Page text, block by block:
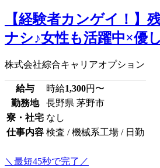
【経験者カンゲイ！】
ナシ♪女性も活躍中×優
株式会社綜合キャリアオプション
給与 時給1,300円〜
勤務地
長野県 茅野市
寮・社宅 なし
仕事内容 検査 / 機械系工場 / 日勤
＼最短45秒で完了／